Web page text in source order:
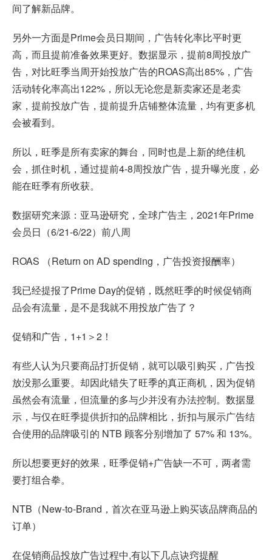
间了解新品牌。
另外一方面是Prime会员日期间，广告转化率比平时更
高，而且提前准备效果更好。数据显示，提前8周投放广
告，对比旺季当周开始投放广告的ROAS高出85%，广告
活动转化率高出122%，所以无论您是新卖家还是老卖
家，提前投放广告，提前提升店铺整体流量，均有更多机
会被看到。
所以，旺季是所有卖家的舞台，同时也是上新的绝佳机
会，抓住时机，通过提前4-8周投放广告，提升曝光度，必
能在旺季有所收获。
数据研究来源：亚马逊研究，全球广告主，2021年Prime
会员日（6/21-6/22）前八周
ROAS （Return on AD spending，广告投资报酬率）
我已经提报了Prime Day的促销，既然旺季的时候促销商
品会有流量，是不是我就不用投放广告了？
促销和广告，1+1＞2！
有些人认为只要商品打折促销，就可以吸引购买，广告投
放没那么重要。却因此错失了旺季的真正商机，因为促销
虽然会有流量，但流量的多与少并没有办法控制。数据显
示，与仅在旺季提供折扣的品牌相比，折扣与展示广告结
合使用的品牌吸引的 NTB 顾客分别增加了 57% 和 13%。
所以想要更好的效果，旺季促销+广告缺一不可，两者需
要打组合拳。
NTB（New-to-Brand，首次在亚马逊上购买该品牌商品的
订单）
在促销商品投放广告过程中,有以下几点诀窍提醒